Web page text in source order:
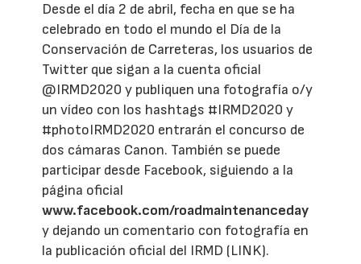
Desde el día 2 de abril, fecha en que se ha
celebrado en todo el mundo el Día de la
Conservación de Carreteras, los usuarios de
Twitter que sigan a la cuenta oficial
@IRMD2020 y publiquen una fotografía o/y
un vídeo con los hashtags #IRMD2020 y
#photoIRMD2020 entrarán el concurso de
dos cámaras Canon. También se puede
participar desde Facebook, siguiendo a la
página oficial
www.facebook.com/roadmaintenanceday
y dejando un comentario con fotografía en
la publicación oficial del IRMD (LINK).